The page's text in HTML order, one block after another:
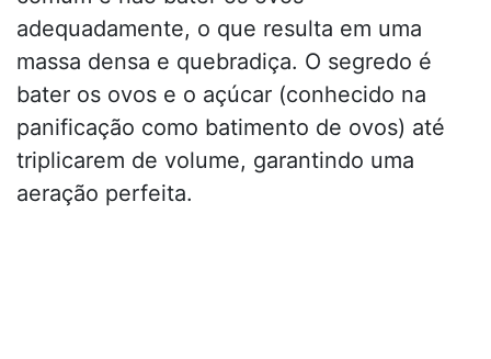
adequadamente, o que resulta em uma
massa densa e quebradiça. O segredo é
bater os ovos e o açúcar (conhecido na
panificação como batimento de ovos) até
triplicarem de volume, garantindo uma
aeração perfeita.